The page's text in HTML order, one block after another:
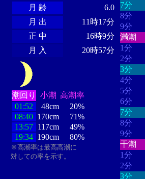
月 齢
6.0
月 出
11時17分
正 中
16時9分
月 入
20時57分
潮回り 小潮 高潮率
01:52
48cm
20%
08:40 170cm
71%
13:57 117cm
49%
19:34 190cm 80%
※高潮率は最高高潮に
対しての率を示す。
7分
8分
9分
満潮
1分
2分
3分
4分
5分
6分
7分
8分
9分
干潮
1分
2分
3分